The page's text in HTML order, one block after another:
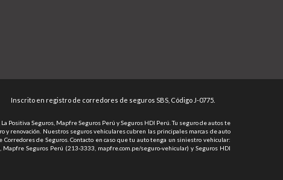
Inscrito en registro de corredores de seguros SBS, Código J-0775.
Positiva Seguros, Mapfre Seguros Perú y Seguros HDI Perú. Tu seguro de autos te
renovación. Nuestros seguros vehiculares cubren las principales marcas de auto
Corredores de Seguros. Contacto en caso que tu auto tenga un siniestro vehicular:
Seguros Perú (213-3333, mapfre.com.pe/seguro-vehicular) y Seguros HDI